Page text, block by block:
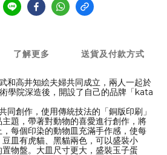
了解更多 送貨及付款方式
和高井知絵夫婦共同成立，兩人一起於
學院深造後，開設了自己的品牌「kata
創作，使用傳統技法的「銅版印刷」
題，帶著對動物的喜愛進行創作，將
每個印染的動物皿充滿手作感，使每
皿有虎貓、黑貓兩色，可以盛裝小
物盤。大皿尺寸更大，盛裝玉子蛋